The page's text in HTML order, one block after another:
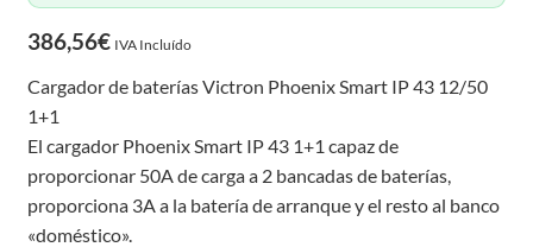
386,56€ IVA Incluído
Cargador de baterías Victron Phoenix Smart IP 43 12/50
1+1
El cargador Phoenix Smart IP 43 1+1 capaz de
proporcionar 50A de carga a 2 bancadas de baterías,
proporciona 3A a la batería de arranque y el resto al banco
«doméstico».